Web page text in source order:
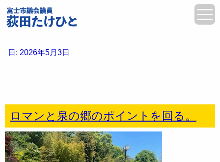
日: 2026年5月3日
ロマンと泉の郷のポイントを回る。